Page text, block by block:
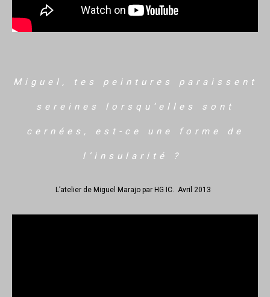
Miguel, tes peintures paraissent
sereines lorsqu’elles sont
cernées, est-ce une forme de
l’insularité ?
L’atelier de Miguel Marajo par HG IC. Avril 2013